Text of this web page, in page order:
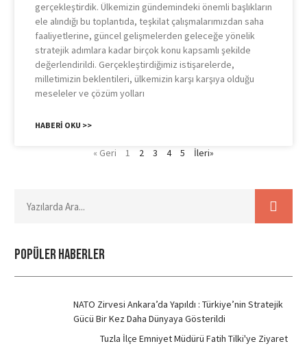
gerçekleştirdik. Ülkemizin gündemindeki önemli başlıkların
ele alındığı bu toplantıda, teşkilat çalışmalarımızdan saha
faaliyetlerine, güncel gelişmelerden geleceğe yönelik
stratejik adımlara kadar birçok konu kapsamlı şekilde
değerlendirildi. Gerçekleştirdiğimiz istişarelerde,
milletimizin beklentileri, ülkemizin karşı karşıya olduğu
meseleler ve çözüm yolları
HABERI OKU >>
« Geri 1 2 3 4 5 İleri»
POPÜLER HABERLER
NATO Zirvesi Ankara’da Yapıldı : Türkiye’nin Stratejik
Gücü Bir Kez Daha Dünyaya Gösterildi
Tuzla İlçe Emniyet Müdürü Fatih Tilki'ye Ziyaret